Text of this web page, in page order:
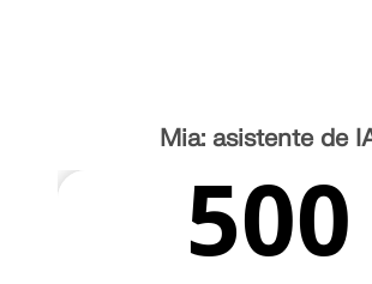
Mia: asistente de